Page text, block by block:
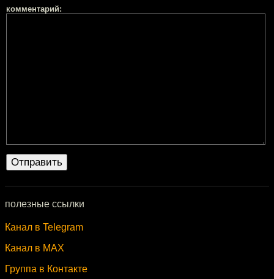
комментарий:
полезные ссылки
Канал в Telegram
Канал в MAX
Группа в Контакте